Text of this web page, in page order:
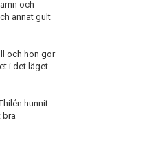
och
annat gult
och hon gör
i det läget
hunnit
bra